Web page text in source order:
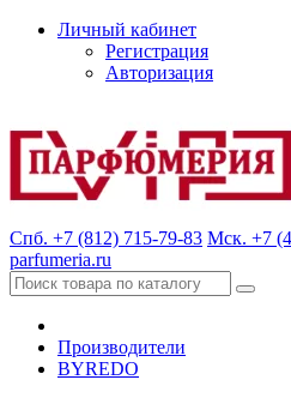
Личный кабинет
Регистрация
Авторизация
Спб. +7 (812) 715-79-83 Мск. +7
parfumeria.ru
Производители
BYREDO